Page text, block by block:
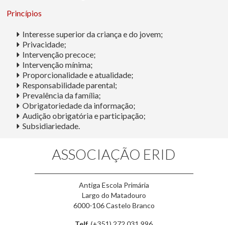
Princípios
Interesse superior da criança e do jovem;
Privacidade;
Intervenção precoce;
Intervenção mínima;
Proporcionalidade e atualidade;
Responsabilidade parental;
Prevalência da família;
Obrigatoriedade da informação;
Audição obrigatória e participação;
Subsidiariedade.
ASSOCIAÇÃO ERID
Antiga Escola Primária
Largo do Matadouro
6000-106 Castelo Branco